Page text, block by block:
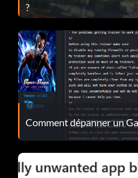
?
Comment dépanner un